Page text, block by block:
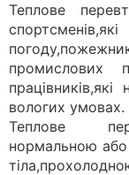
Теплове
промислових
вологих умовах.
Теплове
нормальною